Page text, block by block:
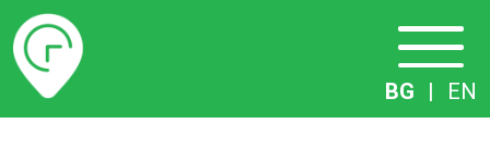
Разписание
BG | EN